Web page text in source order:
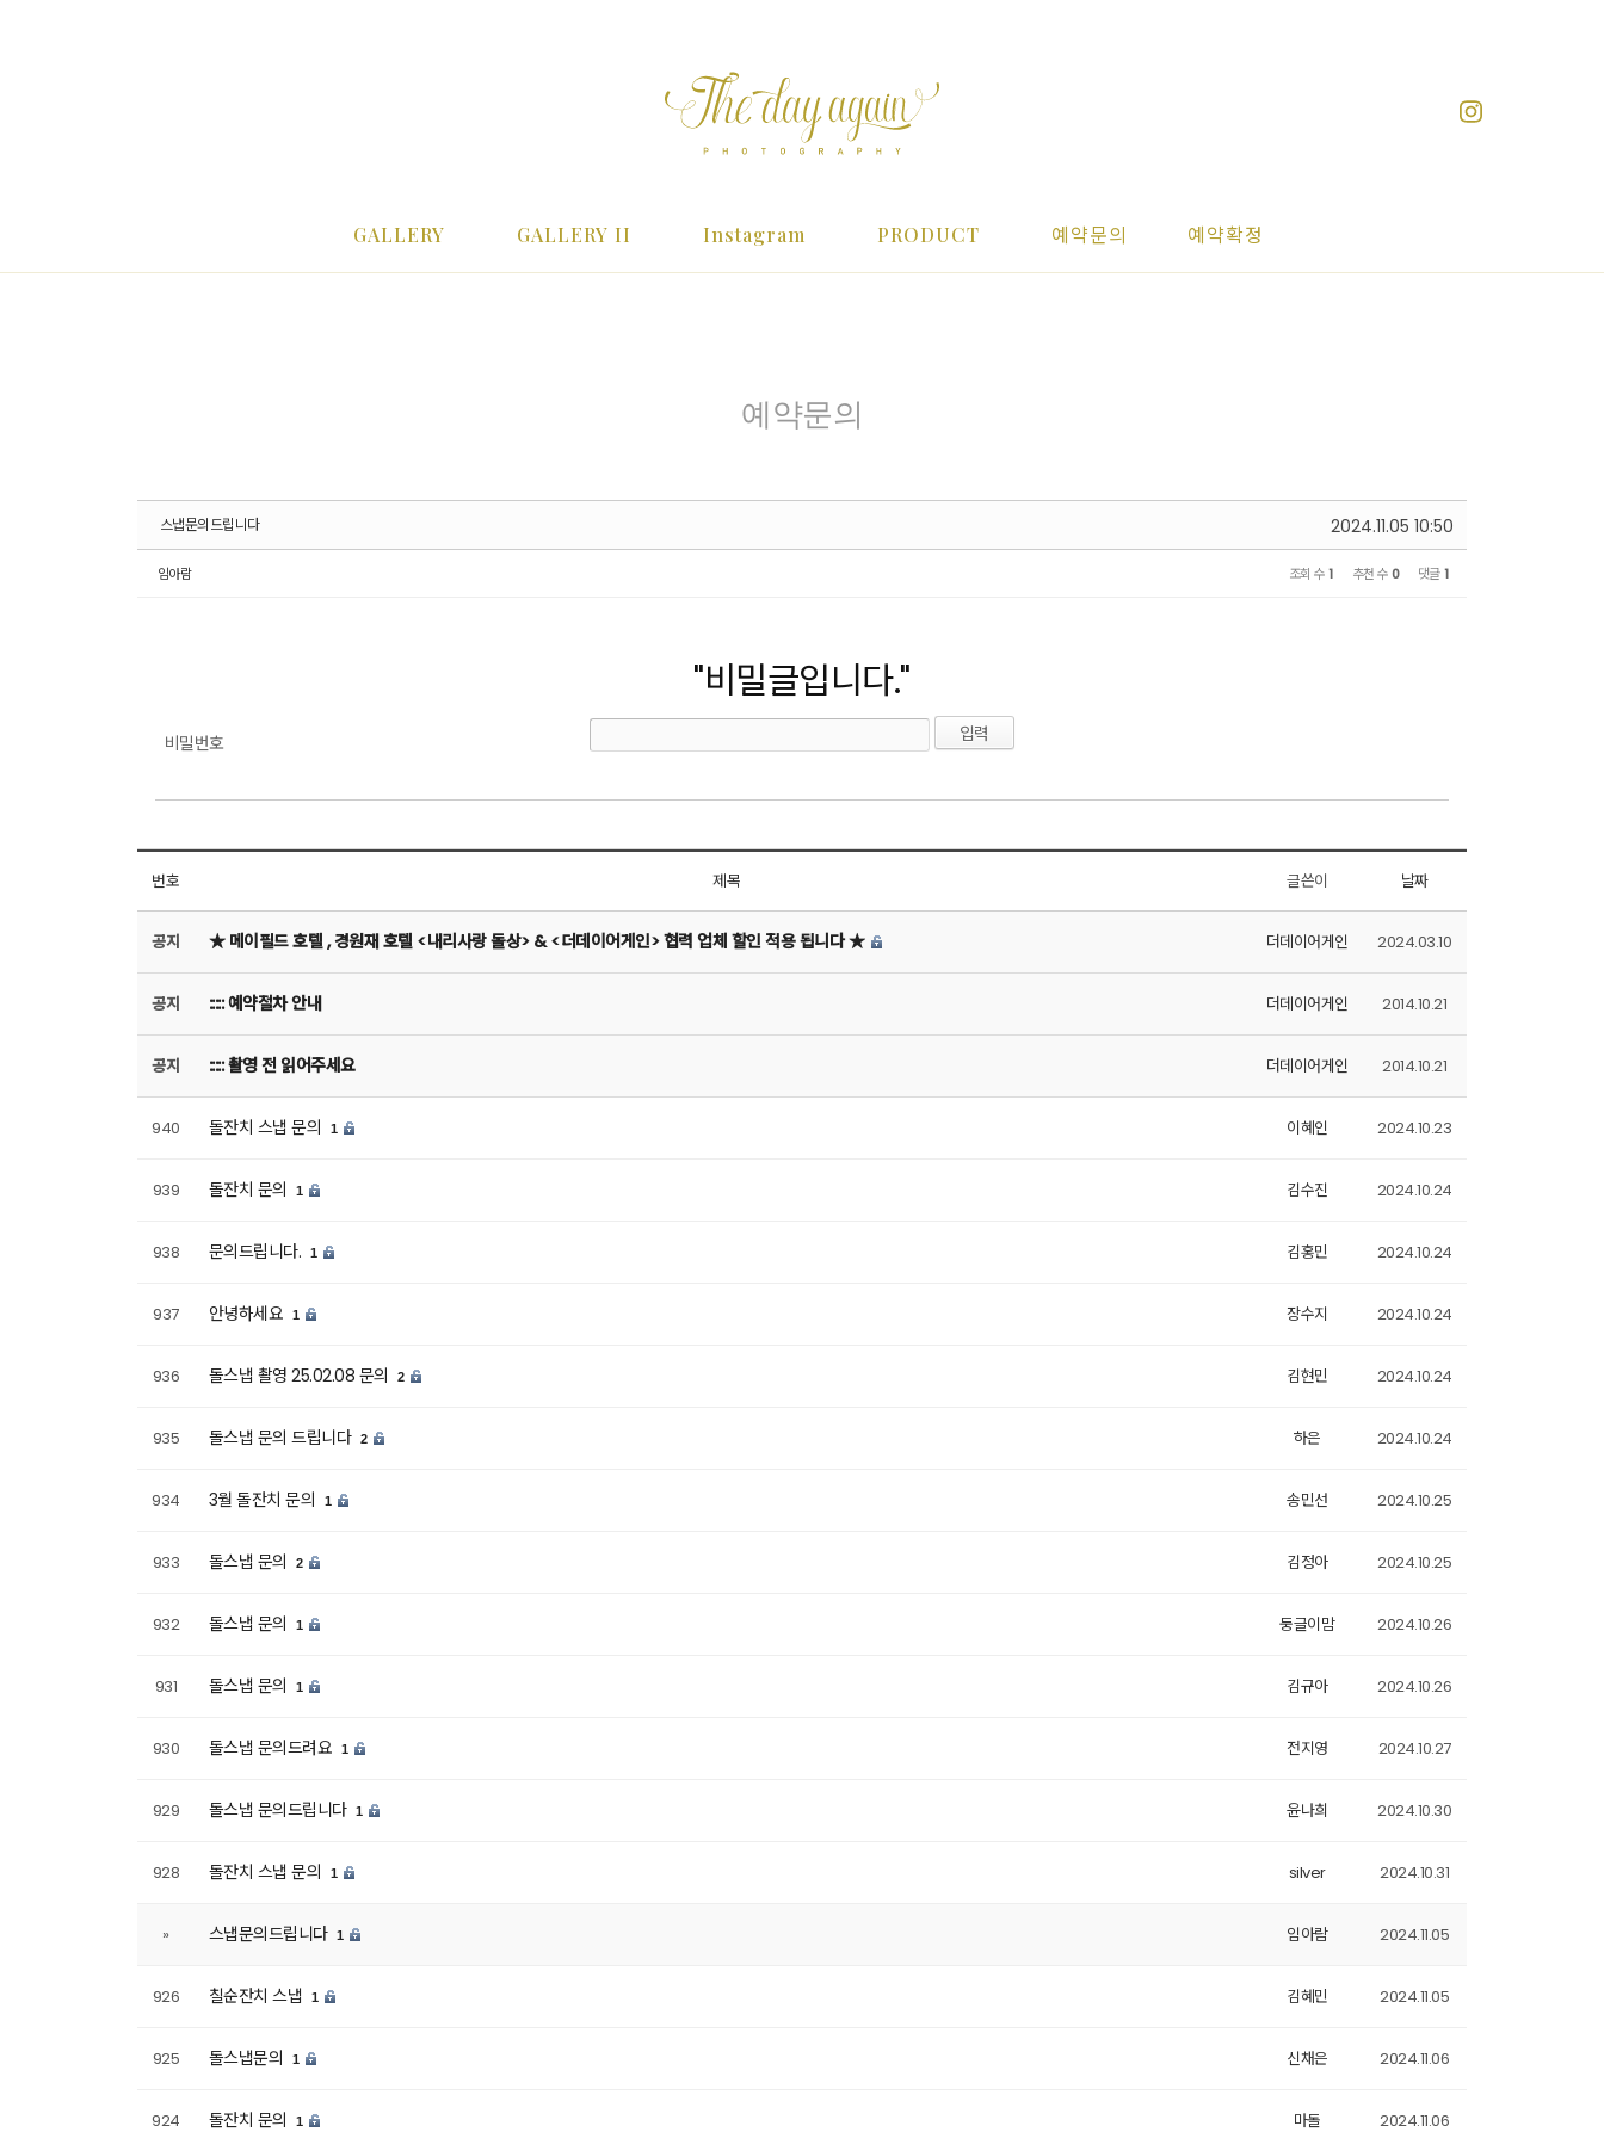
GALLERY GALLERY II Instagram PRODUCT 예약문의 예약확정
예약문의
2024.11.05 10:50
스냅문의드립니다
임아람 조회 수 1 추천 수0 댓글 1
"비밀글입니다."
비밀번호
번호 제목 글쓴이 날짜
공지 ★ 메이필드 호텔 , 경원재 호텔 <내리사랑 돌상> & <더데이어게인> 협력 업체 할인 적용 됩니다 ★ 더데이어게인 2024.03.10
공지 ::::: 예약절차 안내 더데이어게인 2014.10.21
공지 ::::: 촬영 전 읽어주세요 더데이어게인 2014.10.21
940 돌잔치 스냅 문의 1 이혜인 2024.10.23
939 돌잔치 문의 1 김수진 2024.10.24
938 문의드립니다. 1 김홍민 2024.10.24
937 안녕하세요 1 장수지 2024.10.24
936 돌스냅 촬영 25.02.08 문의 2 김현민 2024.10.24
935 돌스냅 문의 드립니다 2 하은 2024.10.24
934 3월 돌잔치 문의 1 송민선 2024.10.25
933 돌스냅 문의 2 김정아 2024.10.25
932 돌스냅 문의 1 둥글이맘 2024.10.26
931 돌스냅 문의 1 김규아 2024.10.26
930 돌스냅 문의드려요 1 전지영 2024.10.27
929 돌스냅 문의드립니다 1 윤나희 2024.10.30
928 돌잔치 스냅 문의 1 silver 2024.10.31
» 스냅문의드립니다 1 임아람 2024.11.05
926 칠순잔치 스냅 1 김혜민 2024.11.05
925 돌스냅문의 1 신채은 2024.11.06
924 돌잔치 문의 1 마돌 2024.11.06